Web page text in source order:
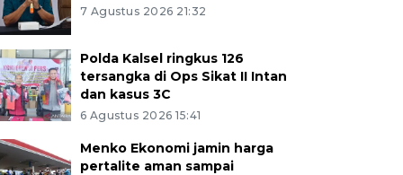
7 Agustus 2026 21:32
Polda Kalsel ringkus 126
tersangka di Ops Sikat II Intan
dan kasus 3C
6 Agustus 2026 15:41
Menko Ekonomi jamin harga
pertalite aman sampai